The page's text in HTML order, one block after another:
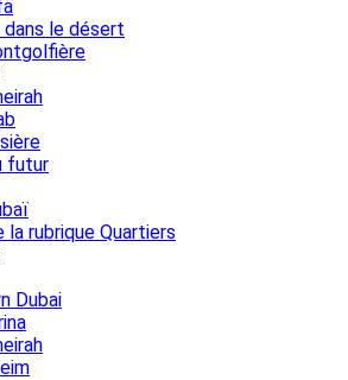
dans le désert
futur
rubrique Quartiers
Dubai